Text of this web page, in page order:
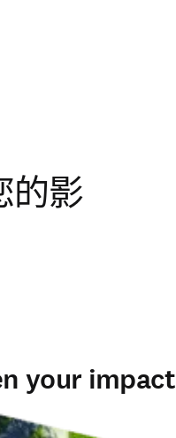
的影
your impact